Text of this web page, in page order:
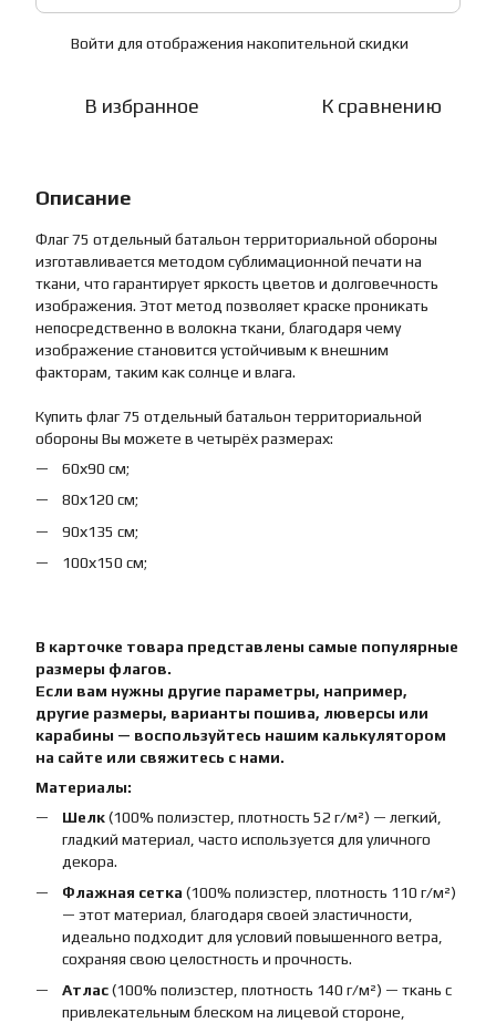
Войти для отображения накопительной скидки
В избранное К сравнению
Описание
Флаг 75 отдельный батальон территориальной обороны
изготавливается методом сублимационной печати на
ткани, что гарантирует яркость цветов и долговечность
изображения. Этот метод позволяет краске проникать
непосредственно в волокна ткани, благодаря чему
изображение становится устойчивым к внешним
факторам, таким как солнце и влага.
Купить флаг 75 отдельный батальон территориальной
обороны Вы можете в четырёх размерах:
60х90 см;
80х120 см;
90х135 см;
100х150 см;
В карточке товара представлены самые популярные
размеры флагов.
Если вам нужны другие параметры, например,
другие размеры, варианты пошива, люверсы или
карабины — воспользуйтесь нашим калькулятором
на сайте или свяжитесь с нами.
Материалы:
Шелк(100% полиэстер, плотность 52 г/м²) — легкий,
гладкий материал, часто используется для уличного
декора.
Флажная сетка (100% полиэстер, плотность 110 г/м²)
— этот материал, благодаря своей эластичности,
идеально подходит для условий повышенного ветра,
сохраняя свою целостность и прочность.
Атлас(100% полиэстер, плотность 140 г/м²) — ткань с
привлекательным блеском на лицевой стороне,